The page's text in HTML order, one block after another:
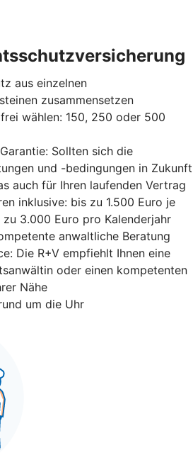
aus einzelnen
zusammensetzen
wählen: 150, 250 oder 500
Sollten sich die
und -bedingungen in Zukunft
auch für Ihren laufenden Vertrag
inklusive: bis zu 1.500 Euro je
3.000 Euro pro Kalenderjahr
anwaltliche Beratung
Die R+V empfiehlt Ihnen eine
oder einen kompetenten
Nähe
um die Uhr